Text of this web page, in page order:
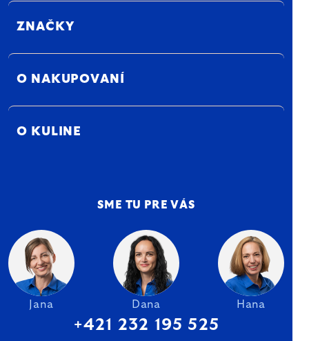
ZNAČKY
O NAKUPOVANÍ
O KULINE
SME TU PRE VÁS
Jana Dana Hana
+421 232 195 525